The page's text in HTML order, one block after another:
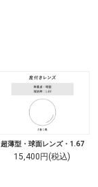
超薄型・球面レンズ・1.67
15,400円(税込)